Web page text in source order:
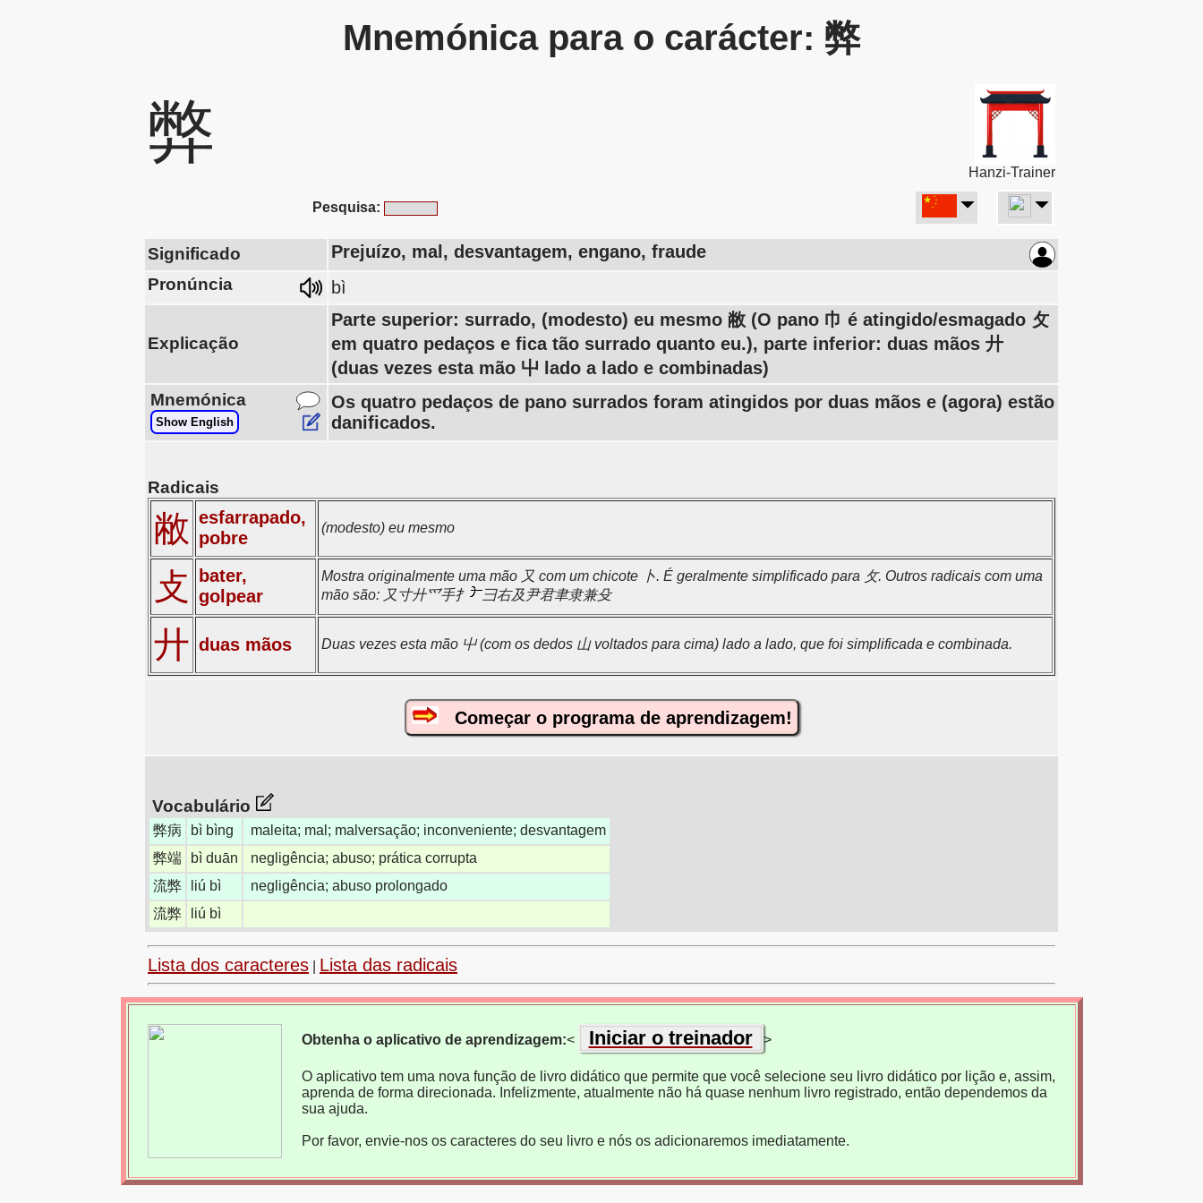
Mnemónica para o carácter: 弊
弊
Hanzi-Trainer
Pesquisa:
Significado Prejuízo, mal, desvantagem, engano, fraude
Pronúncia bì
Explicação
Parte superior: surrado, (modesto) eu mesmo 敝 (O pano 巾 é atingido/esmagado 攵
em quatro pedaços e fica tão surrado quanto eu.), parte inferior: duas mãos 廾
(duas vezes esta mão 屮 lado a lado e combinadas)
Mnemónica
Show English
Os quatro pedaços de pano surrados foram atingidos por duas mãos e (agora) estão
danificados.
Radicais
敝 esfarrapado,
pobre
(modesto) eu mesmo
攴
bater,
golpear
Mostra originalmente uma mão 又 com um chicote 卜. É geralmente simplificado para 攵. Outros radicais com uma
mão são: 又寸廾爫手扌
彐右及尹君聿隶兼殳
廾 duas mãos Duas vezes esta mão 屮 (com os dedos 山 voltados para cima) lado a lado, que foi simplificada e combinada.
Começar o programa de aprendizagem!
Vocabulário
弊病 bì bìng
maleita; mal; malversação; inconveniente; desvantagem
弊端
bì duān
negligência; abuso; prática corrupta
流弊
liú bì
negligência; abuso prolongado
流弊
liú bì
Lista dos caracteres Lista das radicais
Obtenha o aplicativo de aprendizagem:< Iniciar o treinador >
O aplicativo tem uma nova função de livro didático que permite que você selecione seu livro didático por lição e, assim,
aprenda de forma direcionada. Infelizmente, atualmente não há quase nenhum livro registrado, então dependemos da
sua ajuda.
Por favor, envie-nos os caracteres do seu livro e nós os adicionaremos imediatamente.